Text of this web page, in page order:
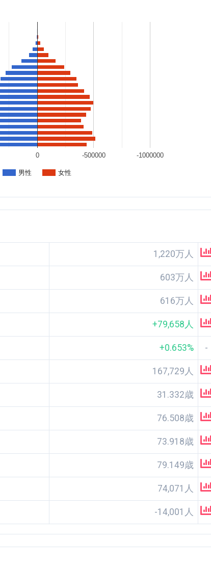
男性 女性
0 -500000 -1000000
1,220万人
603万人
616万人
+79,658人
+0.653% -
167,729人
31.332歳
76.508歳
73.918歳
79.149歳
74,071人
-14,001人